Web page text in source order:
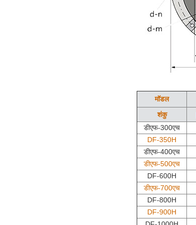
मॉडल
शंकु
डीएफ-300एच
DF-350H
डीएफ-400एच
डीएफ-500एच
DF-600H
डीएफ-700एच
DF-800H
DF-900H